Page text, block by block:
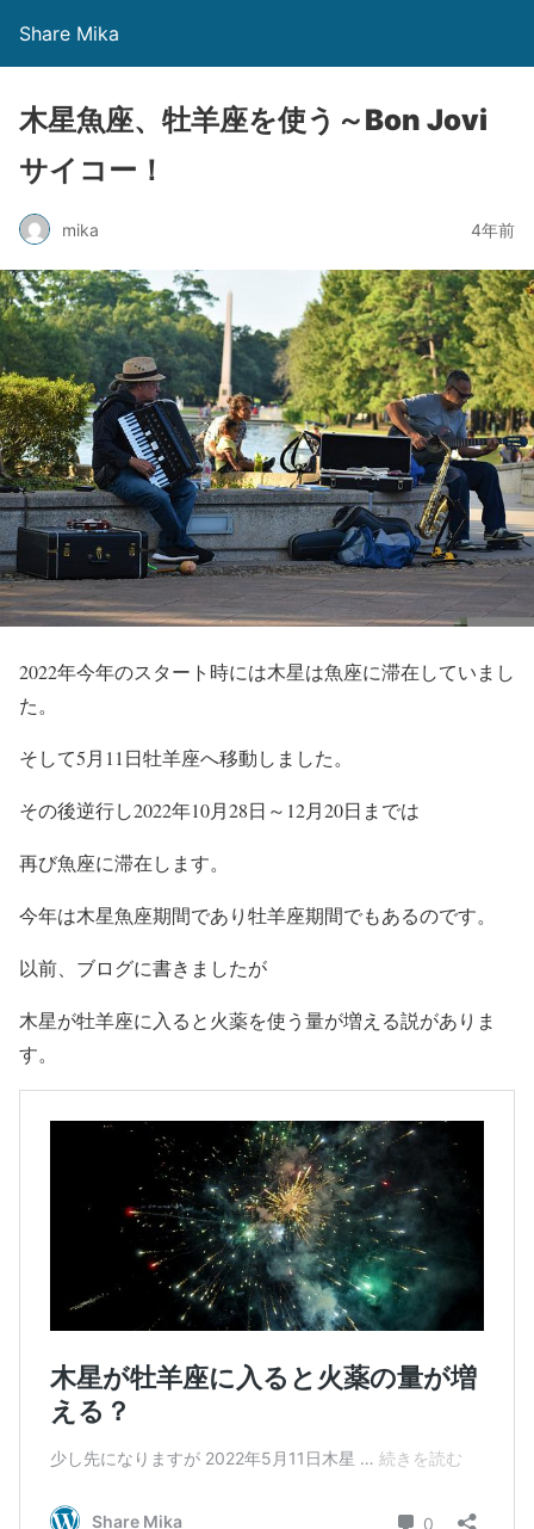
Share Mika
木星魚座、牡羊座を使う～Bon Jovi
サイコー！
mika 4年前
2022年今年のスタート時には木星は魚座に滞在していまし
た。
そして5月11日牡羊座へ移動しました。
その後逆行し2022年10月28日～12月20日までは
再び魚座に滞在します。
今年は木星魚座期間であり牡羊座期間でもあるのです。
以前、ブログに書きましたが
木星が牡羊座に入ると火薬を使う量が増える説がありま
す。